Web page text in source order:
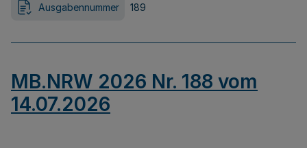
Ausgabennummer 189
MB.NRW 2026 Nr. 188 vom
14.07.2026